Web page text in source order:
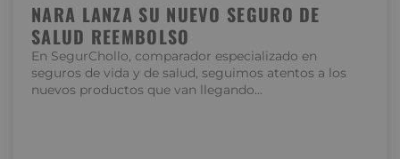
NARA LANZA SU NUEVO SEGURO DE
SALUD REEMBOLSO
En SegurChollo, comparador especializado en
seguros de vida y de salud, seguimos atentos a los
nuevos productos que van llegando…